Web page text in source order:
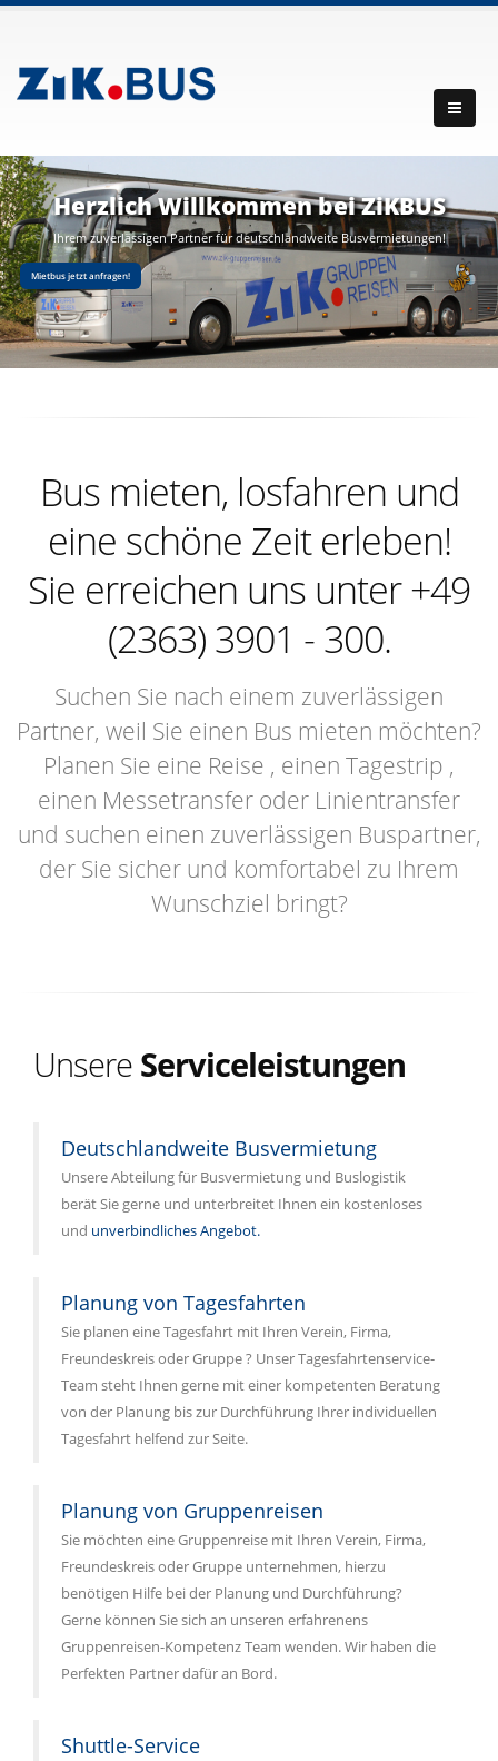
Herzlich Willkommen bei ZiKBUS
Ihrem zuverlässigen Partner für deutschlandweite Busvermietungen!
Mietbus jetzt anfragen!
Bus mieten, losfahren und
eine schöne Zeit erleben!
Sie erreichen uns unter +49
(2363) 3901 - 300.
Suchen Sie nach einem zuverlässigen
Partner, weil Sie einen Bus mieten möchten?
Planen Sie eine Reise , einen Tagestrip ,
einen Messetransfer oder Linientransfer
und suchen einen zuverlässigen Buspartner,
der Sie sicher und komfortabel zu Ihrem
Wunschziel bringt?
Unsere Serviceleistungen
Deutschlandweite Busvermietung
Unsere Abteilung für Busvermietung und Buslogistik
berät Sie gerne und unterbreitet Ihnen ein kostenloses
und unverbindliches Angebot.
Planung von Tagesfahrten
Sie planen eine Tagesfahrt mit Ihren Verein, Firma,
Freundeskreis oder Gruppe ? Unser Tagesfahrtenservice-
Team steht Ihnen gerne mit einer kompetenten Beratung
von der Planung bis zur Durchführung Ihrer individuellen
Tagesfahrt helfend zur Seite.
Planung von Gruppenreisen
Sie möchten eine Gruppenreise mit Ihren Verein, Firma,
Freundeskreis oder Gruppe unternehmen, hierzu
benötigen Hilfe bei der Planung und Durchführung?
Gerne können Sie sich an unseren erfahrenens
Gruppenreisen-Kompetenz Team wenden. Wir haben die
Perfekten Partner dafür an Bord.
Shuttle-Service